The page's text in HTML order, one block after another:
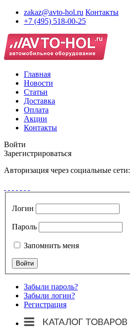
zakaz@avto-hol.ru Контакты
+7 (495) 518-00-25
Главная
Новости
Статьи
Доставка
Оплата
Акции
Контакты
Войти
Зарегистрироваться
Авторизация через социальные сети:
Логин
Пароль
Запомнить меня
Забыли пароль?
Забыли логин?
Регистрация